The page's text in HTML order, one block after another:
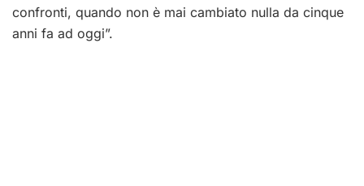
confronti, quando non è mai cambiato nulla da cinque
anni fa ad oggi”.